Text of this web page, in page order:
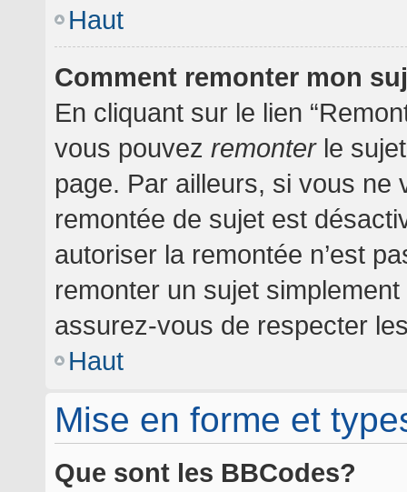
Haut
Comment remonter mon
En cliquant sur le lien
vous pouvez remonterle
page. Par ailleurs, si vous ne
remontée de sujet est
autoriser la remontée n’est
remonter un sujet
assurez-vous de respecter
Haut
Mise en forme et
Que sont les BBCodes?